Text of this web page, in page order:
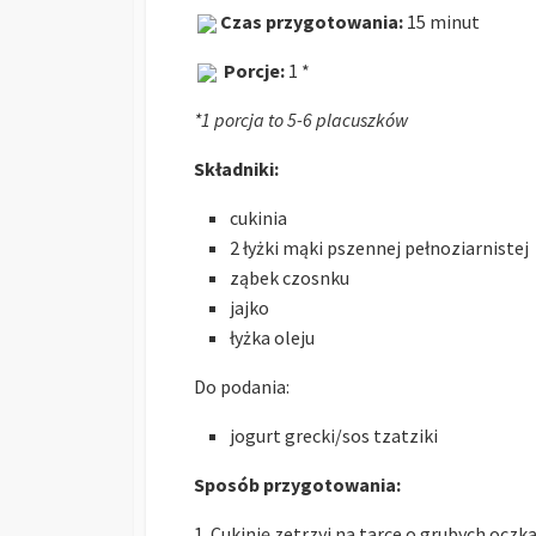
Czas przygotowania: 15 minut
Porcje: 1 *
*1 porcja to 5-6 placuszków
Składniki:
cukinia
2 łyżki mąki pszennej pełnoziarnistej
ząbek czosnku
jajko
łyżka oleju
Do podania:
jogurt grecki/sos tzatziki
Sposób przygotowania: